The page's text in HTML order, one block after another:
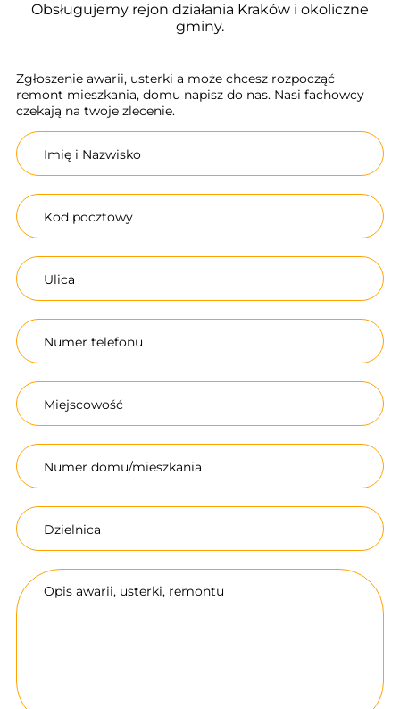
Obsługujemy rejon działania Kraków i okoliczne
gminy.
Zgłoszenie awarii, usterki a może chcesz rozpocząć
remont mieszkania, domu napisz do nas. Nasi fachowcy
czekają na twoje zlecenie.